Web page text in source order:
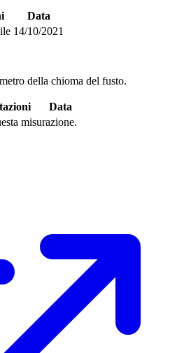
Data
14/10/2021
della chioma del fusto.
Data
misurazione.